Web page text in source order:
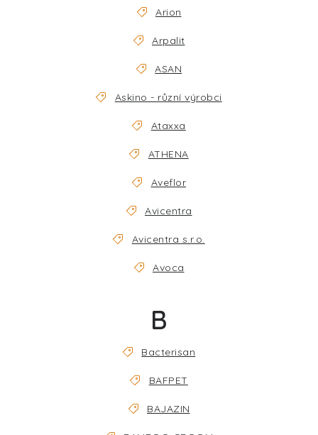
Arion
Arpalit
ASAN
Askino - různí výrobci
Ataxxa
ATHENA
Aveflor
Avicentra
Avicentra s.r.o.
Avoca
B
Bacterisan
BAFPET
BAJAZIN